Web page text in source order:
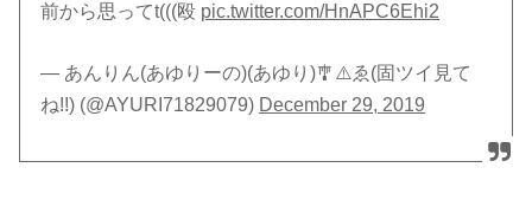
前から思ってt(((殴 pic.twitter.com/HnAPC6Ehi2
— あんりん(あゆりーの)(あゆり)🎐⚠️ゑ(固ツイ見て
ね!!) (@AYURI71829079) December 29, 2019